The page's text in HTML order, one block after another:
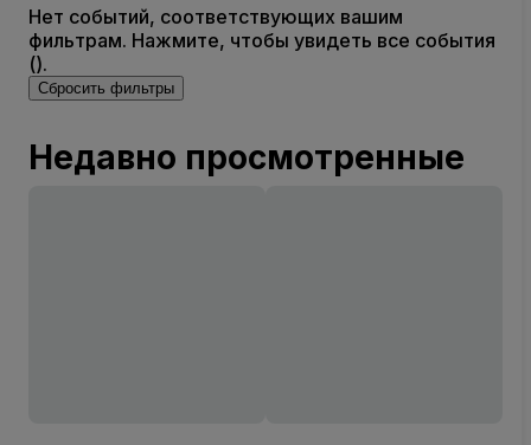
Нет событий, соответствующих вашим
фильтрам. Нажмите, чтобы увидеть все события
().
Сбросить фильтры
Недавно просмотренные